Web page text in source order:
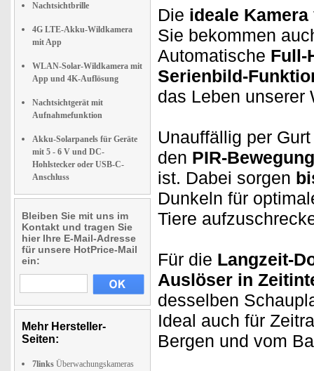
Nachtsichtbrille
4G LTE-Akku-Wildkamera
mit App
WLAN-Solar-Wildkamera mit
App und 4K-Auflösung
Nachtsichtgerät mit
Aufnahmefunktion
Akku-Solarpanels für Geräte
mit 5 - 6 V und DC-
Hohlstecker oder USB-C-
Anschluss
Bleiben Sie mit uns im
Kontakt und tragen Sie
hier Ihre E-Mail-Adresse
für unsere HotPrice-Mail
ein:
Mehr Hersteller-
Seiten:
7links Überwachungskameras
Die ideale Kamera
Sie bekommen
Automatische Full-
Serienbild-
das Leben unserer
Unauffällig per
den PIR-
ist. Dabei sorgen
Dunkeln für
Tiere
Für die Langzeit-
Auslöser in
desselben
Ideal auch für
Bergen und vom